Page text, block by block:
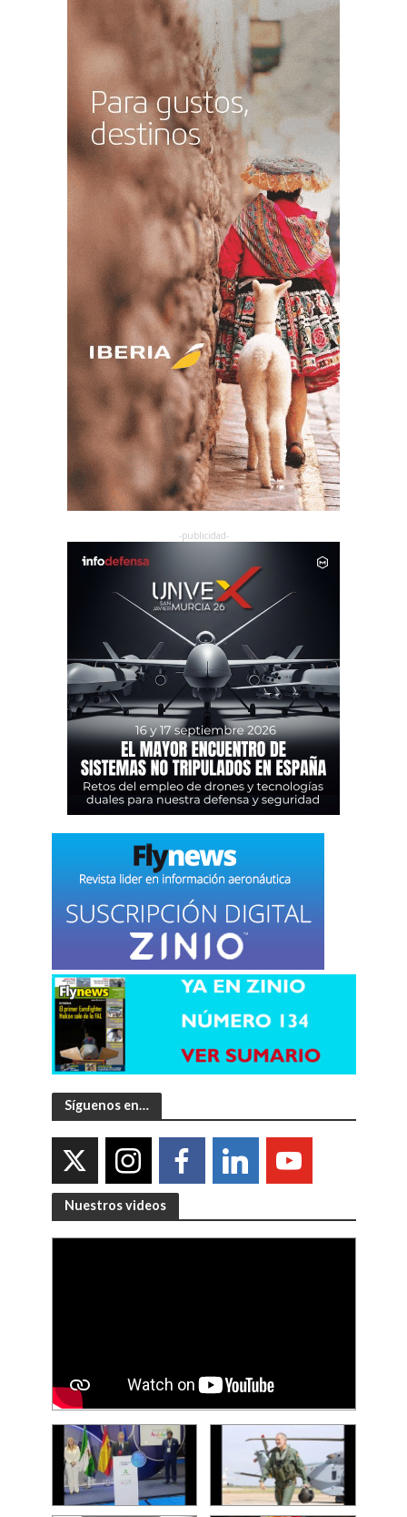
Síguenos en…
Nuestros videos